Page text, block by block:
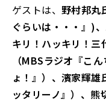
ゲストは、 野村邦丸
ぐらいは・・・』)
キリ！ハッキリ！三
（MBSラジオ『こ
ょ！』）、濱家輝雄
ッタリーノ』）、熊